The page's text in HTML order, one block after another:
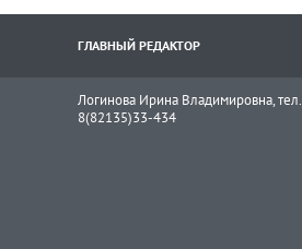
ГЛАВНЫЙ РЕДАКТОР
Логинова Ирина Владимировна, тел.
8(82135)33-434